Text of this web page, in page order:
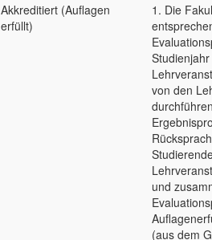
Akkreditiert (Auflagen
erfüllt)
1. Die
von den
und
(aus dem